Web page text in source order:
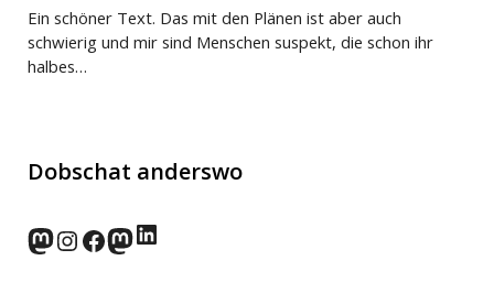
Ein schöner Text. Das mit den Plänen ist aber auch
schwierig und mir sind Menschen suspekt, die schon ihr
halbes…
Dobschat anderswo
norden.social
Instagram
Facebook
wp-punks.social
LinkedIn